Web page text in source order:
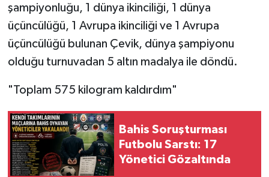
şampiyonluğu, 1 dünya ikinciliği, 1 dünya
üçüncülüğü, 1 Avrupa ikinciliği ve 1 Avrupa
üçüncülüğü bulunan Çevik, dünya şampiyonu
olduğu turnuvadan 5 altın madalya ile döndü.
"Toplam 575 kilogram kaldırdım"
Bahis Soruşturması
Futbolu Sarstı: 17
Yönetici Gözaltında